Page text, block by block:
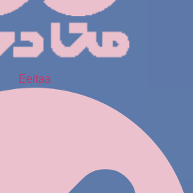
Eeitaa